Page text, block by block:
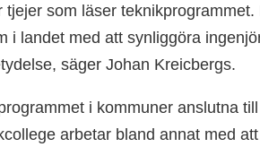
som läser
i landet med att synliggöra
säger Johan Kreicbergs.
i kommuner anslutna till
arbetar bland annat med